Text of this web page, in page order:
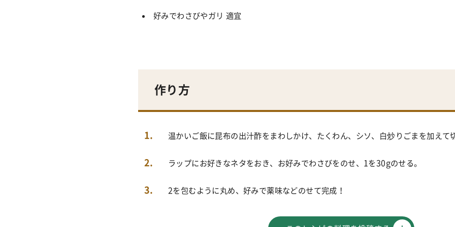
好みでわさびやガリ 適宜
作り方
1 温かいご飯に昆布の出汁酢をまわしかけ、たくわん、シソ、白炒りごまを加えて
2 ラップにお好きなネタをおき、お好みでわさびをのせ、1を30gのせる。
3 2を包むように丸め、好みで薬味などのせて完成！